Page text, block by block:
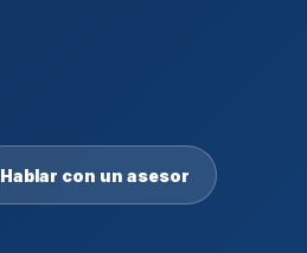
Hablar con un asesor